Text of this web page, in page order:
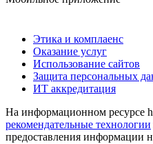
Этика и комплаенс
Оказание услуг
Использование сайтов
Защита персональных
ИТ аккредитация
На информационном ресурсе
рекомендательные технологии
предоставления информации